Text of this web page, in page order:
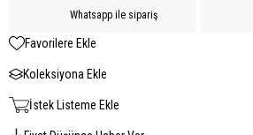
Whatsapp ile sipariş
Favorilere Ekle
Koleksiyona Ekle
İstek Listeme Ekle